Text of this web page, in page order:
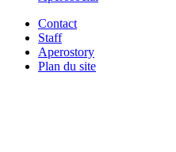
Contact
Staff
Aperostory
Plan du site